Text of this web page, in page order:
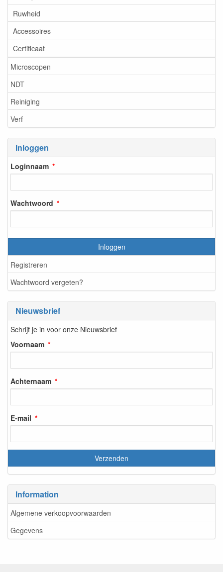
Ruwheid
Accessoires
Certificaat
Microscopen
NDT
Reiniging
Verf
Inloggen
Loginnaam
Wachtwoord
Inloggen
Registreren
Wachtwoord vergeten?
Nieuwsbrief
Schrijf je in voor onze Nieuwsbrief
Voornaam
Achternaam
E-mail
Information
Algemene verkoopvoorwaarden
Gegevens